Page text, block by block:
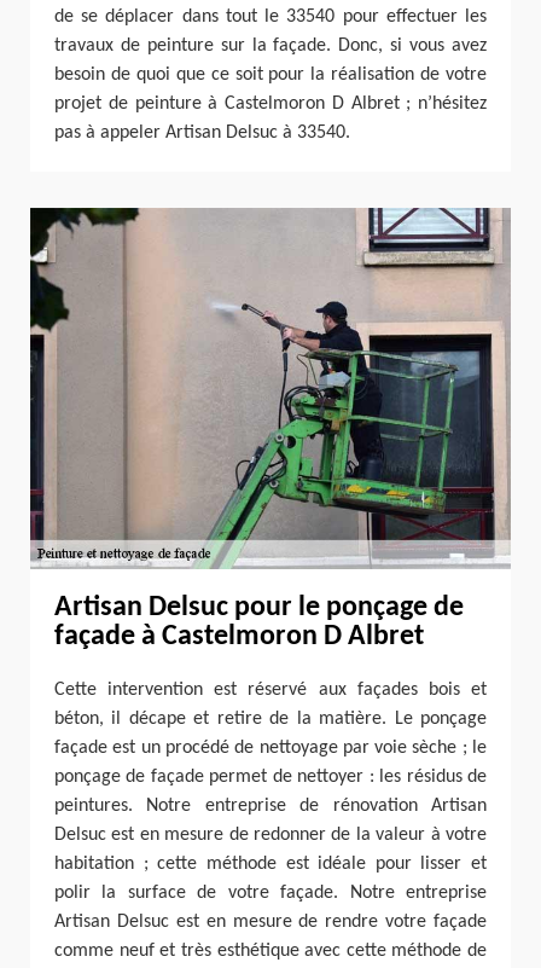
de se déplacer dans tout le 33540 pour effectuer les
travaux de peinture sur la façade. Donc, si vous avez
besoin de quoi que ce soit pour la réalisation de votre
projet de peinture à Castelmoron D Albret ; n’hésitez
pas à appeler Artisan Delsuc à 33540.
Artisan Delsuc pour le ponçage de
façade à Castelmoron D Albret
Cette intervention est réservé aux façades bois et
béton, il décape et retire de la matière. Le ponçage
façade est un procédé de nettoyage par voie sèche ; le
ponçage de façade permet de nettoyer : les résidus de
peintures. Notre entreprise de rénovation Artisan
Delsuc est en mesure de redonner de la valeur à votre
habitation ; cette méthode est idéale pour lisser et
polir la surface de votre façade. Notre entreprise
Artisan Delsuc est en mesure de rendre votre façade
comme neuf et très esthétique avec cette méthode de